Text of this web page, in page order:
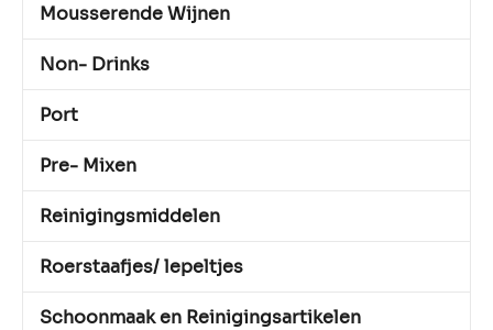
Mousserende Wijnen
Non- Drinks
Port
Pre- Mixen
Reinigingsmiddelen
Roerstaafjes/ lepeltjes
Schoonmaak en Reinigingsartikelen